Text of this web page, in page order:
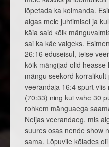
lõpetada ka kolmanda.
algas meie juhtimisel ja
käia said kõik
sai ka käe valgeks.
26:16 eduseisul, teise
kõik mängijad olid
mängu seekord
veerandaja 16:4 spurt
(70:33) ning kui vahe 30
rohkem mänguaega
Neljas veerandaeg, mis
suures osas nende show
sama. Lõpuvile kõlades